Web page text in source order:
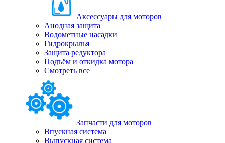
Аксессуары для моторов
Анодная защита
Водометные насадки
Гидрокрылья
Защита редуктора
Подъём и откидка мотора
Смотреть все
Запчасти для моторов
Впускная система
Выпускная система